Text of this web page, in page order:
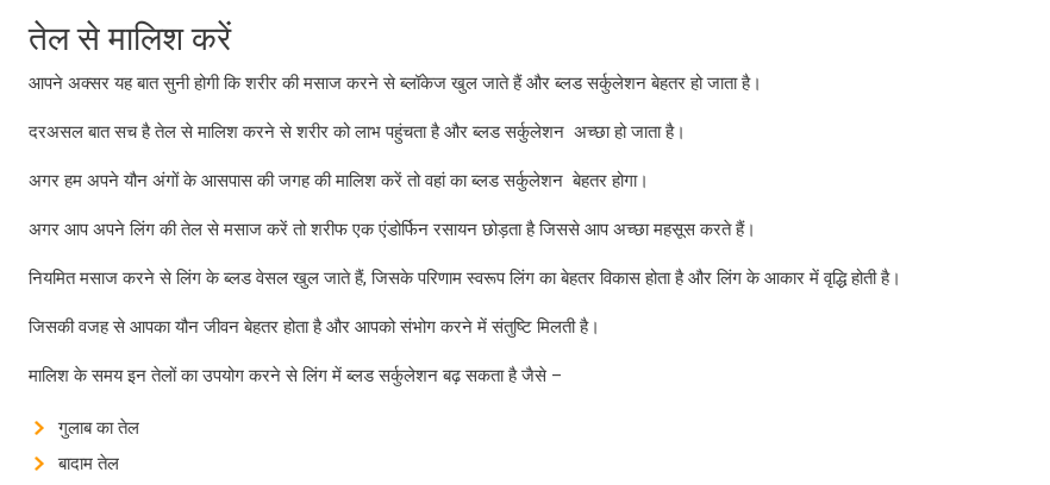
तेल से मालिश करें
आपने अक्सर यह बात सुनी होगी कि शरीर की मसाज करने से ब्लॉकेज खुल जाते हैं और ब्लड सर्कुलेशन बेहतर हो जाता है।
दरअसल बात सच है तेल से मालिश करने से शरीर को लाभ पहुंचता है और ब्लड सर्कुलेशन अच्छा हो जाता है।
अगर हम अपने यौन अंगों के आसपास की जगह की मालिश करें तो वहां का ब्लड सर्कुलेशन बेहतर होगा।
अगर आप अपने लिंग की तेल से मसाज करें तो शरीफ एक एंडोर्फिन रसायन छोड़ता है जिससे आप अच्छा महसूस करते हैं।
नियमित मसाज करने से लिंग के ब्लड वेसल खुल जाते हैं, जिसके परिणाम स्वरूप लिंग का बेहतर विकास होता है और लिंग के आकार में वृद्धि होती है।
जिसकी वजह से आपका यौन जीवन बेहतर होता है और आपको संभोग करने में संतुष्टि मिलती है।
मालिश के समय इन तेलों का उपयोग करने से लिंग में ब्लड सर्कुलेशन बढ़ सकता है जैसे –
गुलाब का तेल
बादाम तेल